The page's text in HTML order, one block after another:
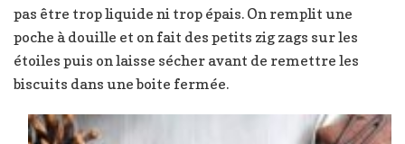
pas être trop liquide ni trop épais. On remplit une
poche à douille et on fait des petits zig zags sur les
étoiles puis on laisse sécher avant de remettre les
biscuits dans une boite fermée.